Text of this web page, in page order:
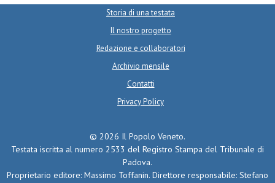
Storia di una testata
Il nostro progetto
Redazione e collaboratori
Archivio mensile
Contatti
Privacy Policy
© 2026 Il Popolo Veneto.
Testata iscritta al numero 2533 del Registro Stampa del Tribunale di
Padova.
Proprietario editore: Massimo Toffanin. Direttore responsabile: Stefano